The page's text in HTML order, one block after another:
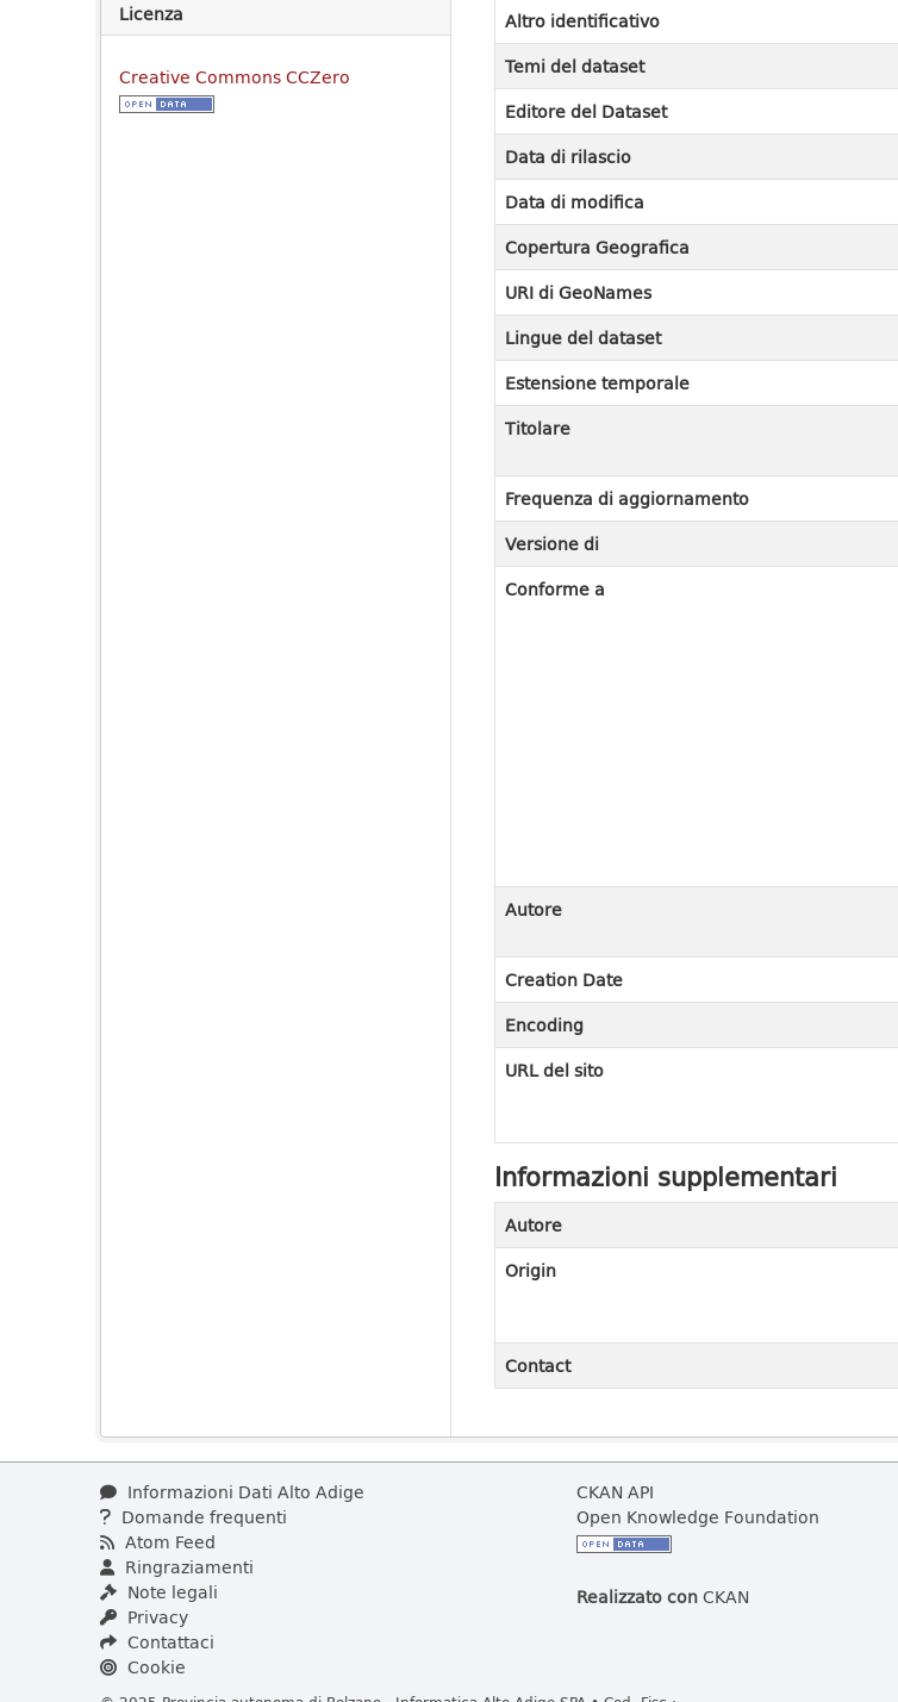
Licenza
Creative Commons CCZero
Altro identificativo
Temi del dataset
Editore del Dataset
Data di rilascio
Data di modifica
Copertura Geografica
URI di GeoNames
Lingue del dataset
Estensione temporale
Titolare
Frequenza di aggiornamento
Versione di
Conforme a
Autore
Creation Date
Encoding
URL del sito
Informazioni supplementari
Autore
Origin
Contact
Informazioni Dati Alto Adige
Domande frequenti
Atom Feed
Ringraziamenti
Note legali
Privacy
Contattaci
Cookie
CKAN API
Open Knowledge Foundation
Realizzato conCKAN